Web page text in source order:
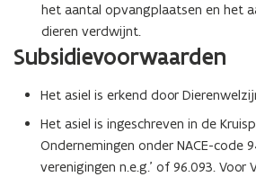
het aantal opvangplaatsen en het
dieren verdwijnt.
Subsidievoorwaarden
Het asiel is erkend door
Het asiel is ingeschreven in de
Ondernemingen onder NACE-code
verenigingen n.e.g.’ of 96.093. Voor